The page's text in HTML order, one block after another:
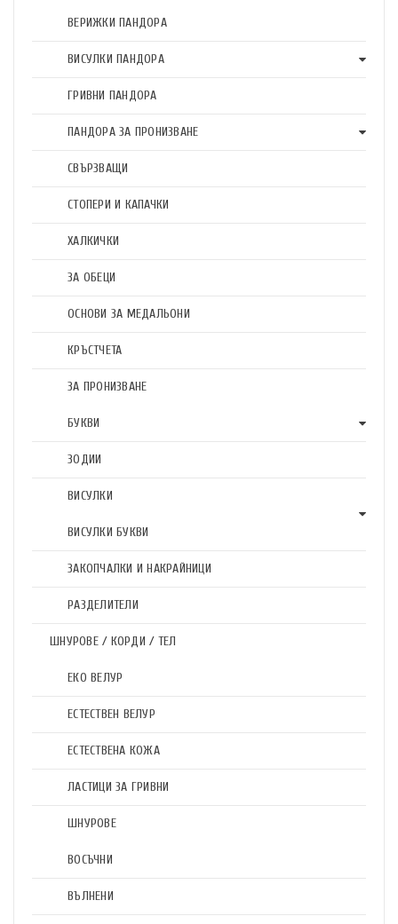
ВЕРИЖКИ ПАНДОРА
ВИСУЛКИ ПАНДОРА
ГРИВНИ ПАНДОРА
ПАНДОРА ЗА ПРОНИЗВАНЕ
СВЪРЗВАЩИ
СТОПЕРИ И КАПАЧКИ
ХАЛКИЧКИ
ЗА ОБЕЦИ
ОСНОВИ ЗА МЕДАЛЬОНИ
КРЪСТЧЕТА
ЗА ПРОНИЗВАНЕ
БУКВИ
ЗОДИИ
ВИСУЛКИ
ВИСУЛКИ БУКВИ
ЗАКОПЧАЛКИ И НАКРАЙНИЦИ
РАЗДЕЛИТЕЛИ
ШНУРОВЕ / КОРДИ / ТЕЛ
ЕКО ВЕЛУР
ЕСТЕСТВЕН ВЕЛУР
ЕСТЕСТВЕНА КОЖА
ЛАСТИЦИ ЗА ГРИВНИ
ШНУРОВЕ
ВОСЪЧНИ
ВЪЛНЕНИ